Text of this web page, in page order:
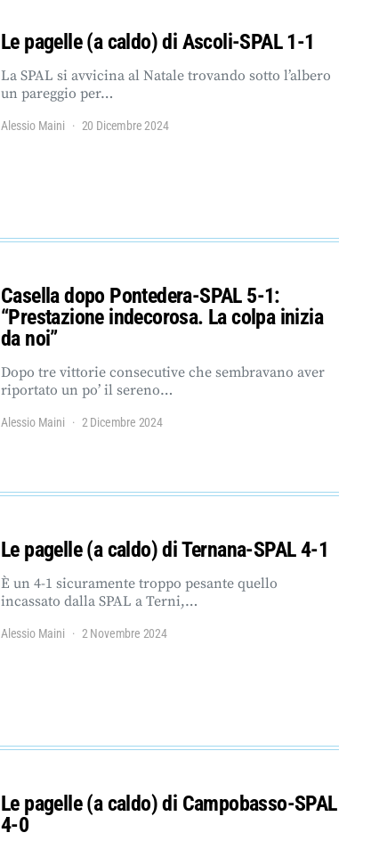
Le pagelle (a caldo) di Ascoli-SPAL 1-1
La SPAL si avvicina al Natale trovando sotto l’albero
un pareggio per…
Alessio Maini 20 Dicembre 2024
Casella dopo Pontedera-SPAL 5-1:
“Prestazione indecorosa. La colpa inizia
da noi”
Dopo tre vittorie consecutive che sembravano aver
riportato un po’ il sereno…
Alessio Maini 2 Dicembre 2024
Le pagelle (a caldo) di Ternana-SPAL 4-1
È un 4-1 sicuramente troppo pesante quello
incassato dalla SPAL a Terni,…
Alessio Maini 2 Novembre 2024
Le pagelle (a caldo) di Campobasso-SPAL
4-0